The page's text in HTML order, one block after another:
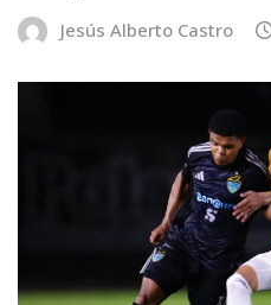
Jesús Alberto Castro